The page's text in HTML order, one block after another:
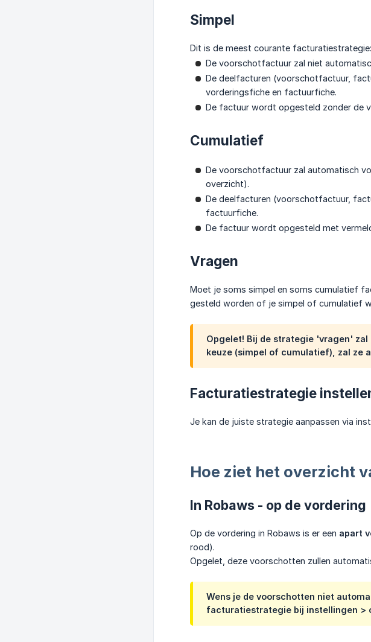
Simpel
Dit is de meest courante facturatiestrategie:
De voorschotfactuur zal niet
De deelfacturen (voorschotfactuur,
vorderingsfiche en factuurfiche.
De factuur wordt opgesteld zonder de
Cumulatief
De voorschotfactuur zal automatisch
overzicht).
De deelfacturen (voorschotfactuur,
factuurfiche.
De factuur wordt opgesteld met
Vragen
Moet je soms simpel en soms cumulatief
gesteld worden of je simpel of cumulatief
Opgelet! Bij de strategie 'vragen'
keuze (simpel of cumulatief), zal ze
Facturatiestrategie
Je kan de juiste strategie aanpassen via
Hoe ziet het overzicht
In Robaws - op de vordering
Op de vordering in Robaws is er een apart
rood).
Opgelet, deze voorschotten zullen
Wens je de voorschotten niet
facturatiestrategie bij instellingen >